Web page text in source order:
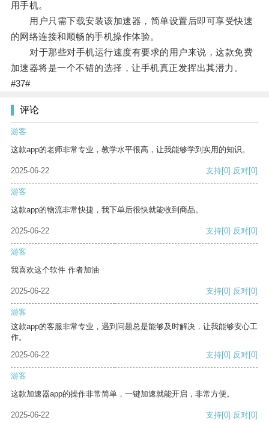
用手机。
用户只需下载安装该加速器，简单设置后即可享受快速
的网络连接和顺畅的手机操作体验。
对于那些对手机运行速度有要求的用户来说，这款免费
加速器将是一个不错的选择，让手机真正发挥出其潜力。
#37#
评论
游客
这款app的老师非常专业，教学水平很高，让我能够学到实用的知识。
2025-06-22 支持[0] 反对[0]
游客
这款app的物流非常快捷，我下单后很快就能收到商品。
2025-06-22 支持[0] 反对[0]
游客
我喜欢这个软件 作者加油
2025-06-22 支持[0] 反对[0]
游客
这款app的客服非常专业，遇到问题总是能够及时解决，让我能够安心工
作。
2025-06-22
支持[0] 反对[0]
游客
这款加速器app的操作非常简单，一键加速就能开启，非常方便。
2025-06-22 支持[0] 反对[0]